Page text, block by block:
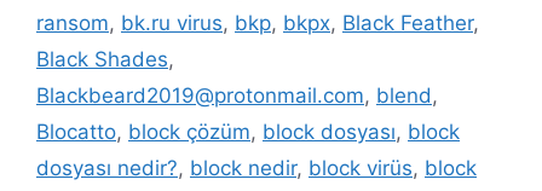
ransom, bk.ru virus, bkp, bkpx, Black Feather,
Black Shades,
Blackbeard2019@protonmail.com, blend,
Blocatto, block çözüm, block dosyası, block
dosyası nedir?, block nedir, block virüs, block